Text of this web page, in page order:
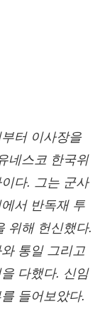
터 이사장을
네스코 한국위
다. 그는 군사
서 반독재 투
위해 헌신했다.
통일 그리고
다했다. 신임
들어보았다.